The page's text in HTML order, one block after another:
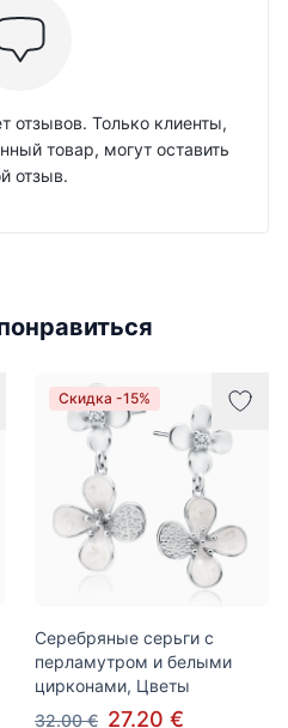
отзывов. Только клиенты,
товар, могут оставить
отзыв.
Скидка -15%
Серебряные серьги с
перламутром и белыми
цирконами, Цветы
32.00 € 27.20 €